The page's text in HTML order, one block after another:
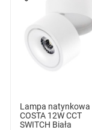
Lampa natynkowa
COSTA 12W CCT
SWITCH Biała